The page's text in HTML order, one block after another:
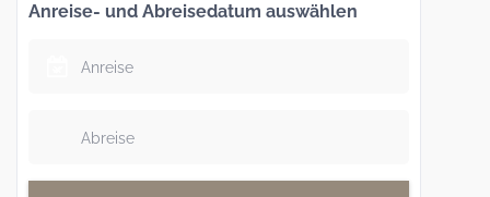
Anreise- und Abreisedatum auswählen